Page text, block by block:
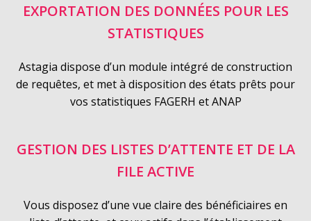
EXPORTATION DES DONNÉES POUR LES
STATISTIQUES
Astagia dispose d’un module intégré de construction
de requêtes, et met à disposition des états prêts pour
vos statistiques FAGERH et ANAP
GESTION DES LISTES D’ATTENTE ET DE LA
FILE ACTIVE
Vous disposez d’une vue claire des bénéficiaires en